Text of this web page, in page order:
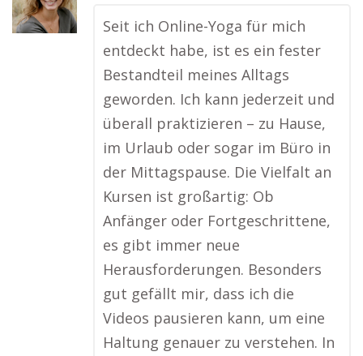
Seit ich Online-Yoga für mich
entdeckt habe, ist es ein fester
Bestandteil meines Alltags
geworden. Ich kann jederzeit und
überall praktizieren – zu Hause,
im Urlaub oder sogar im Büro in
der Mittagspause. Die Vielfalt an
Kursen ist großartig: Ob
Anfänger oder Fortgeschrittene,
es gibt immer neue
Herausforderungen. Besonders
gut gefällt mir, dass ich die
Videos pausieren kann, um eine
Haltung genauer zu verstehen. In